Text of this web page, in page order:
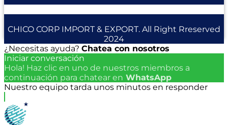
CHICO CORP IMPORT & EXPORT. All Right Rreserved
2024
¿Necesitas ayuda? Chatea con nosotros
Iniciar conversación
Hola! Haz clic en uno de nuestros miembros a
continuación para chatear en WhatsApp
Nuestro equipo tarda unos minutos en responder